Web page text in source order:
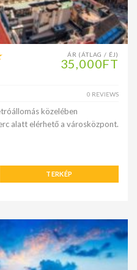
ÁR (ÁTLAG / ÉJ)
35,000FT
0 REVIEWS
közelében
alatt elérhető a városközpont.
TERKÉP